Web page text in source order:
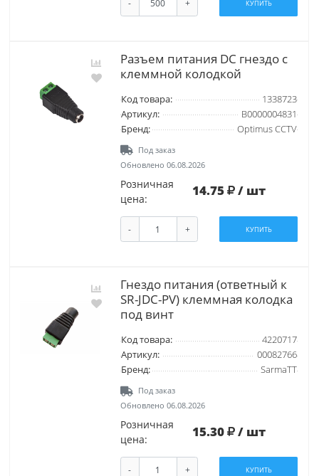
- + КУПИТЬ
Разъем питания DC гнездо с
клеммной колодкой
Код товара:
1338723
Артикул:
В0000004831
Бренд:
Optimus CCTV
Под заказ
Обновлено 06.08.2026
Розничная
цена:
14.75 / шт
- + КУПИТЬ
Гнездо питания (ответный к
SR-JDC-PV) клеммная колодка
под винт
Код товара:
4220717
Артикул:
00082766
Бренд:
SarmaTT
Под заказ
Обновлено 06.08.2026
Розничная
цена:
15.30 / шт
- + КУПИТЬ